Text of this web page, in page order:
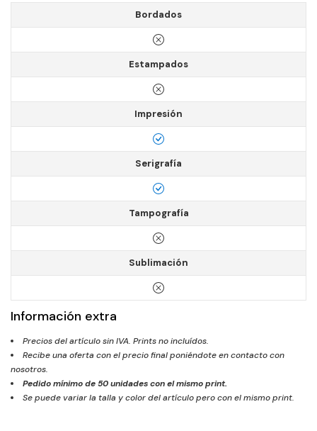
Bordados
Estampados
Impresión
Serigrafía
Tampografía
Sublimación
Información extra
Precios del artículo sin IVA. Prints no incluídos.
Recibe una oferta con el precio final poniéndote en contacto con
nosotros.
Pedido mínimo de50unidades con el mismo print.
Se puede variar la talla y color del artículo pero con el mismo print.